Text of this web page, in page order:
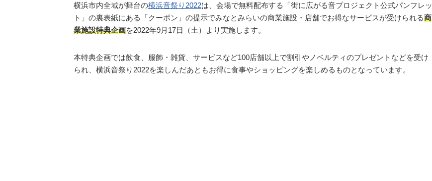
横浜市内全域が舞台の横浜音祭り2022は、会場で無料配布する「街に広がる音プロジェクト公式パンフレッ
ト」の裏表紙にある「クーポン」の提示でみなとみらいの商業施設・店舗でお得なサービスが受けられる商
業施設特典企画を2022年9月17日（土）より実施します。
本特典企画では飲食、服飾・雑貨、サービスなど100店舗以上で割引やノベルティのプレゼントなどを受け
られ、横浜音祭り2022を楽しんだあともお得に食事やショッピングを楽しめるものとなっています。